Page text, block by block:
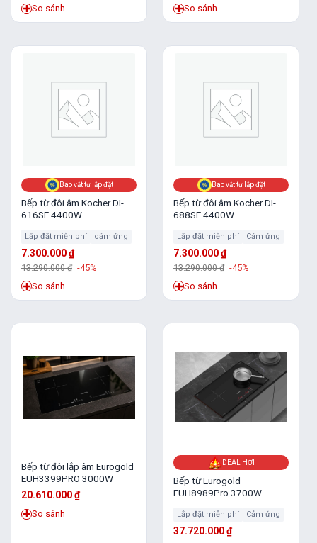
So sánh
So sánh
Bao vật tư lắp đặt
Bếp từ đôi âm Kocher DI-
616SE 4400W
Lắp đặt miễn phí cảm ứng
7.300.000₫
13.290.000₫ -45%
So sánh
Bao vật tư lắp đặt
Bếp từ đôi âm Kocher DI-
688SE 4400W
Lắp đặt miễn phí Cảm ứng
7.300.000₫
13.290.000₫ -45%
So sánh
Bếp từ đôi lắp âm Eurogold
EUH3399PRO 3000W
20.610.000₫
So sánh
DEAL HỜI
Bếp từ Eurogold
EUH8989Pro 3700W
Lắp đặt miễn phí Cảm ứng
37.720.000₫